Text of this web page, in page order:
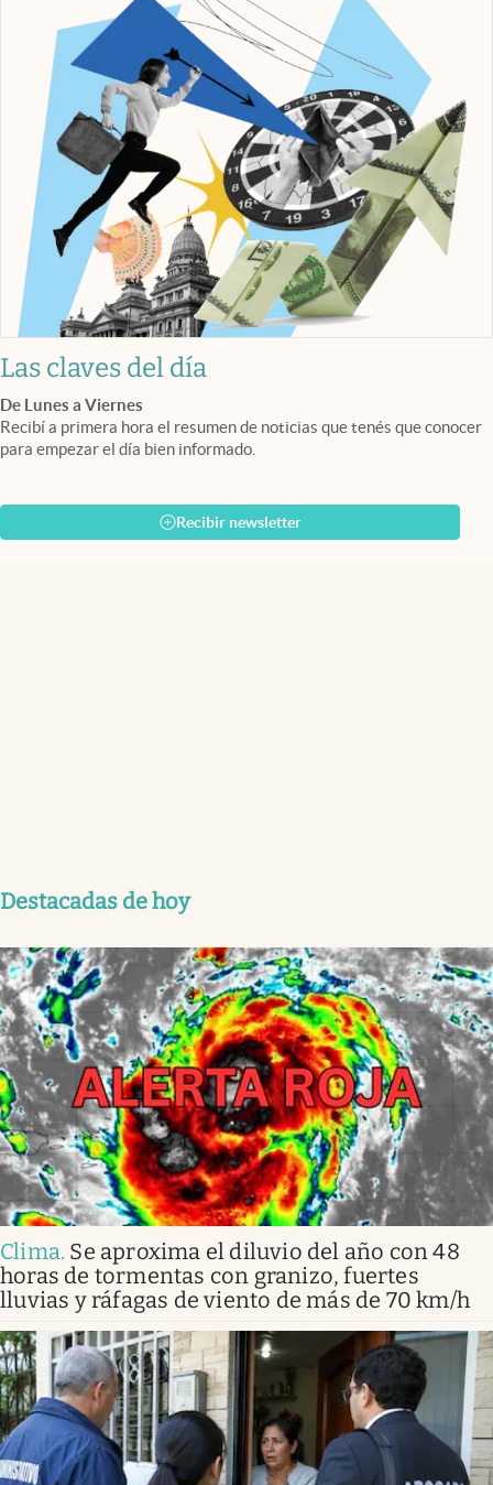
Las claves del día
De Lunes a Viernes
Recibí a primera hora el resumen de noticias que tenés que conocer
para empezar el día bien informado.
Recibir newsletter
Destacadas de hoy
Clima. Se aproxima el diluvio del año con 48
horas de tormentas con granizo, fuertes
lluvias y ráfagas de viento de más de 70 km/h